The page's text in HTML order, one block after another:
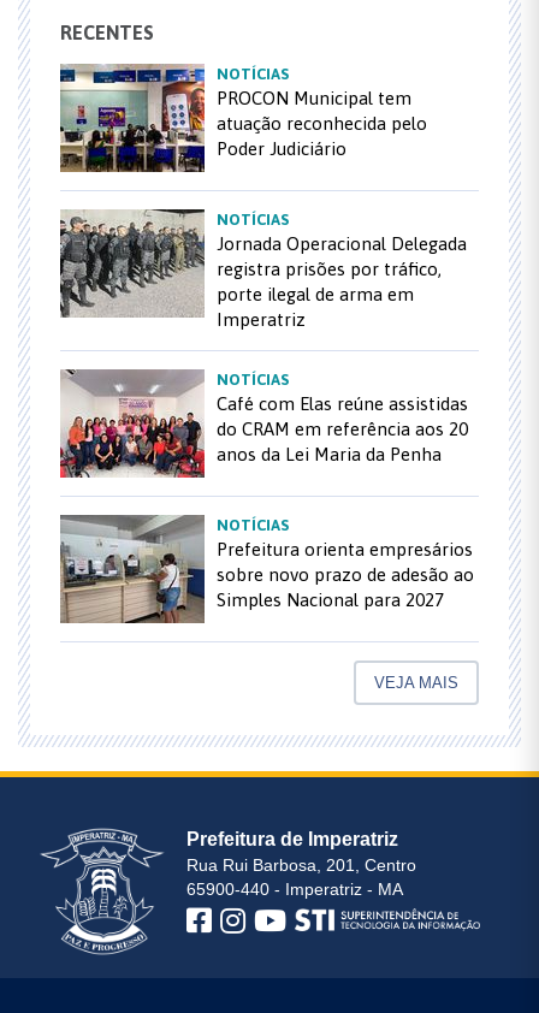
RECENTES
NOTÍCIAS
PROCON Municipal tem
atuação reconhecida pelo
Poder Judiciário
NOTÍCIAS
Jornada Operacional Delegada
registra prisões por tráfico,
porte ilegal de arma em
Imperatriz
NOTÍCIAS
Café com Elas reúne assistidas
do CRAM em referência aos 20
anos da Lei Maria da Penha
NOTÍCIAS
Prefeitura orienta empresários
sobre novo prazo de adesão ao
Simples Nacional para 2027
VEJA MAIS
Prefeitura de Imperatriz
Rua Rui Barbosa, 201, Centro
65900-440 - Imperatriz - MA